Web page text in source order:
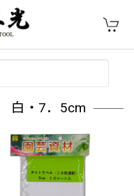
白・7．5cm